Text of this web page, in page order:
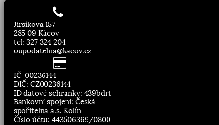
Jirsíkova 157
285 09 Kácov
tel: 327 324 204
oupodatelna@kacov.cz
IČ: 00236144
DIČ: CZ00236144
ID datové schránky: 439bdrt
Bankovní spojení: Česká
spořitelna a.s. Kolín
Číslo účtu: 443506369/0800